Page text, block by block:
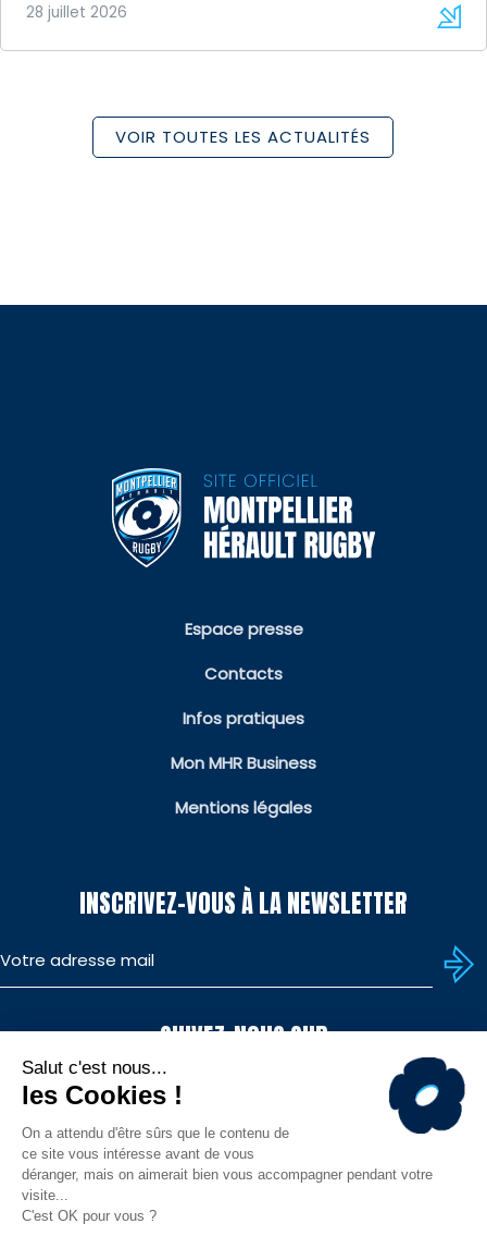
28 juillet 2026
VOIR TOUTES LES ACTUALITÉS
Espace presse
Contacts
Infos pratiques
Mon MHR Business
Mentions légales
INSCRIVEZ-VOUS À LA NEWSLETTER
SUIVEZ-NOUS SUR
TÉLÉCHARGEZ L'APP